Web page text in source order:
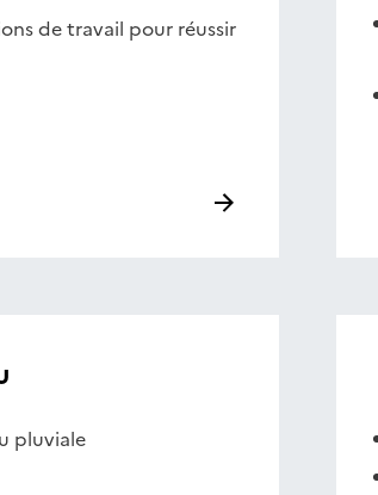
de travail pour réussir
pluviale